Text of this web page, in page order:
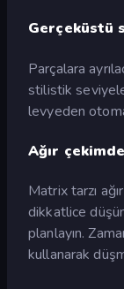
Gerçeküstü
Parçalara
stilistik
levyeden
Ağır
Matrix tarzı
dikkatlice
planlayın.
kullanarak